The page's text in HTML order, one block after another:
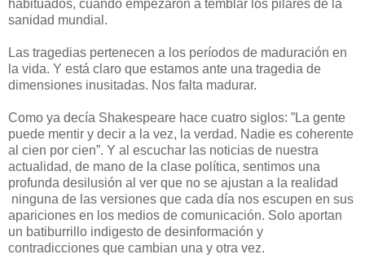
habituados, cuando empezaron a temblar los pilares de la
sanidad mundial.
Las tragedias pertenecen a los períodos de maduración en
la vida. Y está claro que estamos ante una tragedia de
dimensiones inusitadas. Nos falta madurar.
Como ya decía Shakespeare hace cuatro siglos: ”La gente
puede mentir y decir a la vez, la verdad. Nadie es coherente
al cien por cien”. Y al escuchar las noticias de nuestra
actualidad, de mano de la clase política, sentimos una
profunda desilusión al ver que no se ajustan a la realidad
ninguna de las versiones que cada día nos escupen en sus
apariciones en los medios de comunicación. Solo aportan
un batiburrillo indigesto de desinformación y
contradicciones que cambian una y otra vez.